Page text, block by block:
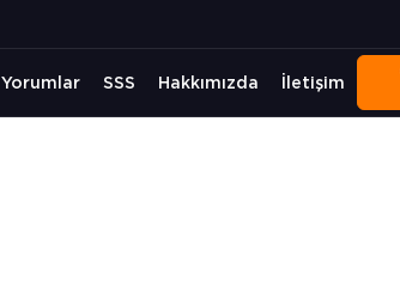
Yorumlar SSS Hakkımızda İletişim